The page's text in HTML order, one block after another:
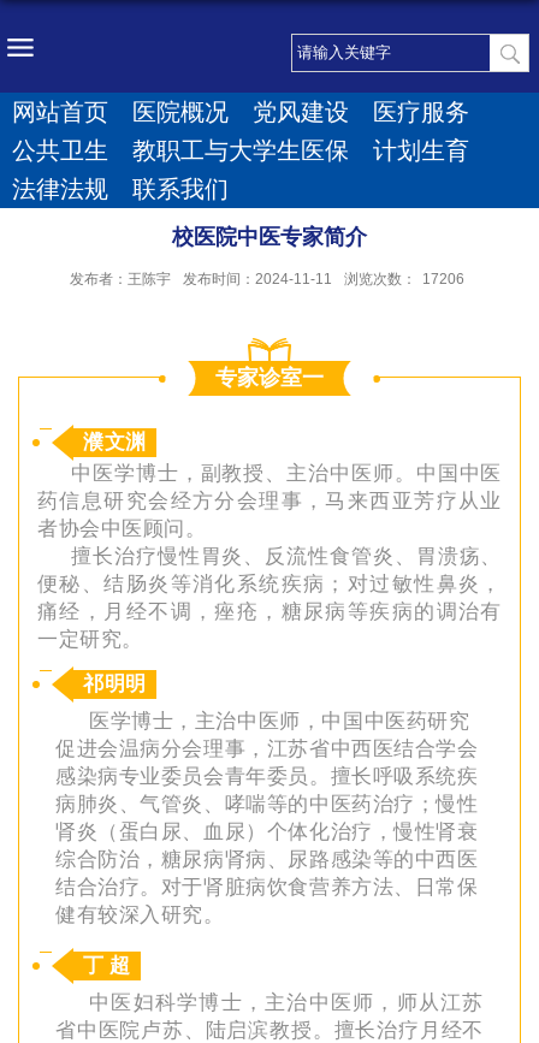
网站首页 医院概况 党风建设
医疗服务
公共卫生
教职工与大学生医保
计划生育
法律法规
联系我们
校医院中医专家简介
发布者：王陈宇 发布时间：2024-11-11 浏览次数： 17206
专家诊室一
濮文渊
中医学博士，副教授、主治中医师。中国中医
药信息研究会经方分会理事，马来西亚芳疗从业
者协会中医顾问。
擅长治疗慢性胃炎、反流性食管炎、胃溃疡、
便秘、结肠炎等消化系统疾病；对过敏性鼻炎，
痛经，月经不调，痤疮，糖尿病等疾病的调治有
一定研究。
祁明明
医学博士，主治中医师，中国中医药研究
促进会温病分会理事，江苏省中西医结合学会
感染病专业委员会青年委员。擅长呼吸系统疾
病肺炎、气管炎、哮喘等的中医药治疗；慢性
肾炎（蛋白尿、血尿）个体化治疗，慢性肾衰
综合防治，糖尿病肾病、尿路感染等的中西医
结合治疗。对于肾脏病饮食营养方法、日常保
健有较深入研究。
丁 超
中医妇科学博士，主治中医师，师从江苏
省中医院卢苏、陆启滨教授。擅长治疗月经不